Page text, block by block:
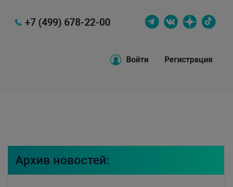
+7 (499) 678-22-00
Войти Регистрация
Архив новостей: